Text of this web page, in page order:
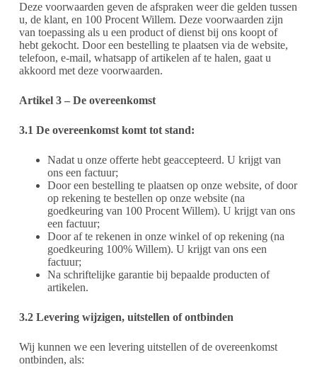
Deze voorwaarden geven de afspraken weer die gelden tussen
u, de klant, en 100 Procent Willem. Deze voorwaarden zijn
van toepassing als u een product of dienst bij ons koopt of
hebt gekocht. Door een bestelling te plaatsen via de website,
telefoon, e-mail, whatsapp of artikelen af te halen, gaat u
akkoord met deze voorwaarden.
Artikel 3 – De overeenkomst
3.1 De overeenkomst komt tot stand:
Nadat u onze offerte hebt geaccepteerd. U krijgt van
ons een factuur;
Door een bestelling te plaatsen op onze website, of door
op rekening te bestellen op onze website (na
goedkeuring van 100 Procent Willem). U krijgt van ons
een factuur;
Door af te rekenen in onze winkel of op rekening (na
goedkeuring 100% Willem). U krijgt van ons een
factuur;
Na schriftelijke garantie bij bepaalde producten of
artikelen.
3.2 Levering wijzigen, uitstellen of ontbinden
Wij kunnen we een levering uitstellen of de overeenkomst
ontbinden, als: